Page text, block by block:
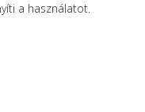
a használatot.